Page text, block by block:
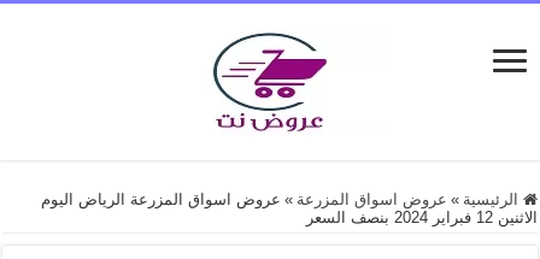
الرئيسية » عروض اسواق المزرعة » عروض اسواق المزرعة الرياض اليوم
الاثنين 12 فبراير 2024 بنصف السعر